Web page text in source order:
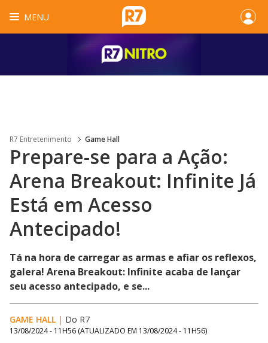
MENU
R7 Entretenimento Game Hall
Prepare-se para a Ação:
Arena Breakout: Infinite Já
Está em Acesso
Antecipado!
Tá na hora de carregar as armas e afiar os reflexos,
galera! Arena Breakout: Infinite acaba de lançar
seu acesso antecipado, e se...
GAME HALL | Do R7
13/08/2024 - 11H56 (ATUALIZADO EM 13/08/2024 - 11H56)